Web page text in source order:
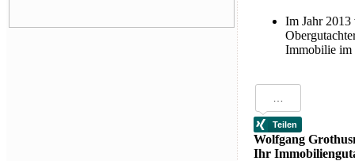
Im Jahr
Immobilie im
Wolfgang
Ihr